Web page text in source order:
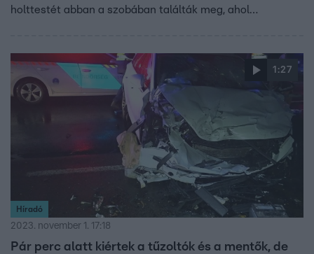
holttestét abban a szobában találták meg, ahol
1:27
Híradó
2023. november 1. 17:18
Pár perc alatt kiértek a tűzoltók és a mentők, de